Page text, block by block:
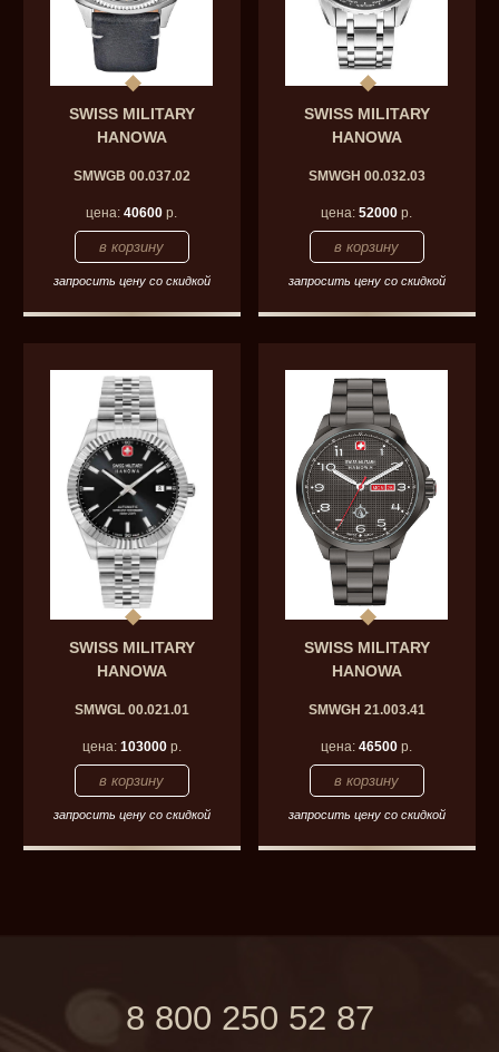
SWISS MILITARY
HANOWA
SMWGB 00.037.02
цена:40600 р.
запросить цену со скидкой
SWISS MILITARY
HANOWA
SMWGH 00.032.03
цена:52000 р.
запросить цену со скидкой
SWISS MILITARY
HANOWA
SMWGL 00.021.01
цена: 103000р.
запросить цену со скидкой
SWISS MILITARY
HANOWA
SMWGH 21.003.41
цена:46500 р.
запросить цену со скидкой
8 800 250 52 87